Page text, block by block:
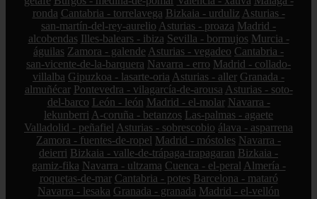
ronda Cantabria - torrelavega Bizkaia - urduliz Asturias -
san-martín-del-rey-aurelio Asturias - proaza Madrid -
alcobendas Illes-balears - ibiza Sevilla - bormujos Murcia -
águilas Zamora - galende Asturias - vegadeo Cantabria -
san-vicente-de-la-barquera Navarra - erro Madrid - collado-
villalba Gipuzkoa - lasarte-oria Asturias - aller Granada -
almuñécar Pontevedra - vilagarcía-de-arousa Asturias - soto-
del-barco León - león Madrid - el-molar Navarra -
lekunberri A-coruña - betanzos Las-palmas - agaete
Valladolid - peñafiel Asturias - sobrescobio álava - asparrena
Zamora - fuentes-de-ropel Madrid - móstoles Navarra -
deierri Bizkaia - valle-de-trápaga-trapagaran Bizkaia -
gamiz-fika Navarra - ultzama Cuenca - el-peral Almería -
roquetas-de-mar Cantabria - potes Barcelona - mataró
Navarra - lesaka Granada - granada Madrid - el-vellón